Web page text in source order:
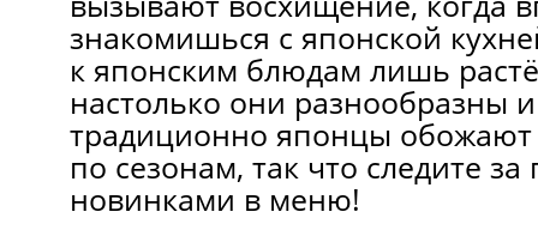
знакомишься с японской
к японским блюдам лишь
настолько они разнообразны
традиционно японцы обожают
по сезонам, так что следите
новинками в меню!